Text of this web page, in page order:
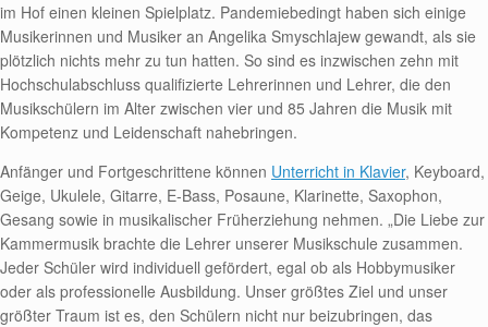
im Hof einen kleinen Spielplatz. Pandemiebedingt haben sich einige
Musikerinnen und Musiker an Angelika Smyschlajew gewandt, als sie
plötzlich nichts mehr zu tun hatten. So sind es inzwischen zehn mit
Hochschulabschluss qualifizierte Lehrerinnen und Lehrer, die den
Musikschülern im Alter zwischen vier und 85 Jahren die Musik mit
Kompetenz und Leidenschaft nahebringen.
Anfänger und Fortgeschrittene können Unterricht in Klavier, Keyboard,
Geige, Ukulele, Gitarre, E-Bass, Posaune, Klarinette, Saxophon,
Gesang sowie in musikalischer Früherziehung nehmen. „Die Liebe zur
Kammermusik brachte die Lehrer unserer Musikschule zusammen.
Jeder Schüler wird individuell gefördert, egal ob als Hobbymusiker
oder als professionelle Ausbildung. Unser größtes Ziel und unser
größter Traum ist es, den Schülern nicht nur beizubringen, das